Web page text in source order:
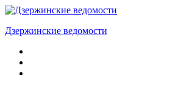
Skip
content
Дзержинские ведомости
ОБЩЕСТВЕННО-
ПОЛИТИЧЕСКАЯ